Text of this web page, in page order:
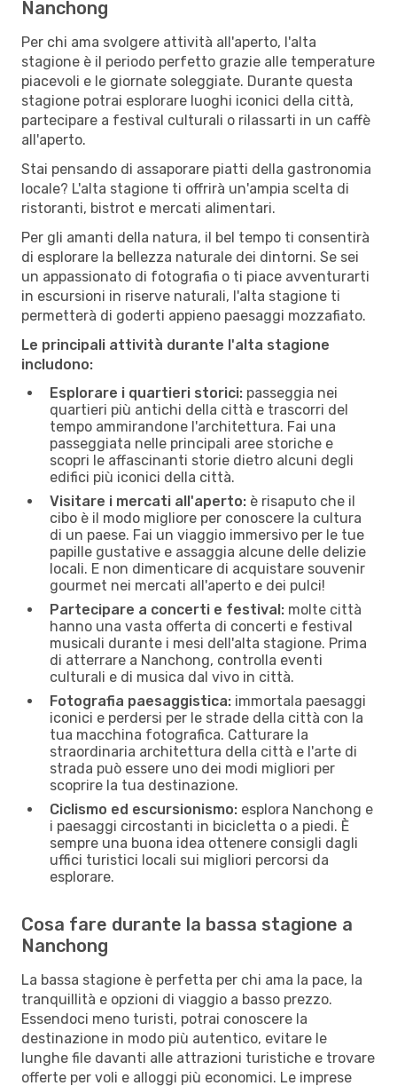
Nanchong
Per chi ama svolgere attività all'aperto, l'alta
stagione è il periodo perfetto grazie alle temperature
piacevoli e le giornate soleggiate. Durante questa
stagione potrai esplorare luoghi iconici della città,
partecipare a festival culturali o rilassarti in un caffè
all'aperto.
Stai pensando di assaporare piatti della gastronomia
locale? L'alta stagione ti offrirà un'ampia scelta di
ristoranti, bistrot e mercati alimentari.
Per gli amanti della natura, il bel tempo ti consentirà
di esplorare la bellezza naturale dei dintorni. Se sei
un appassionato di fotografia o ti piace avventurarti
in escursioni in riserve naturali, l'alta stagione ti
permetterà di goderti appieno paesaggi mozzafiato.
Le principali attività durante l'alta stagione
includono:
Esplorare i quartieri storici: passeggia nei
quartieri più antichi della città e trascorri del
tempo ammirandone l'architettura. Fai una
passeggiata nelle principali aree storiche e
scopri le affascinanti storie dietro alcuni degli
edifici più iconici della città.
Visitare i mercati all'aperto: è risaputo che il
cibo è il modo migliore per conoscere la cultura
di un paese. Fai un viaggio immersivo per le tue
papille gustative e assaggia alcune delle delizie
locali. E non dimenticare di acquistare souvenir
gourmet nei mercati all'aperto e dei pulci!
Partecipare a concerti e festival: molte città
hanno una vasta offerta di concerti e festival
musicali durante i mesi dell'alta stagione. Prima
di atterrare a Nanchong, controlla eventi
culturali e di musica dal vivo in città.
Fotografia paesaggistica: immortala paesaggi
iconici e perdersi per le strade della città con la
tua macchina fotografica. Catturare la
straordinaria architettura della città e l'arte di
strada può essere uno dei modi migliori per
scoprire la tua destinazione.
Ciclismo ed escursionismo: esplora Nanchong e
i paesaggi circostanti in bicicletta o a piedi. È
sempre una buona idea ottenere consigli dagli
uffici turistici locali sui migliori percorsi da
esplorare.
Cosa fare durante la bassa stagione a
Nanchong
La bassa stagione è perfetta per chi ama la pace, la
tranquillità e opzioni di viaggio a basso prezzo.
Essendoci meno turisti, potrai conoscere la
destinazione in modo più autentico, evitare le
lunghe file davanti alle attrazioni turistiche e trovare
offerte per voli e alloggi più economici. Le imprese